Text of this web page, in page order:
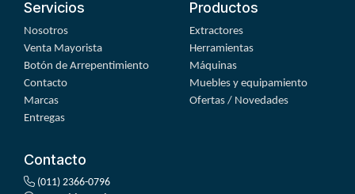
Servicios
Nosotros
Venta Mayorista
Botón de Arrepentimiento
Contacto
Marcas
Entregas
Productos
Extractores
Herramientas
Máquinas
Muebles y equipamiento
Ofertas / Novedades
Contacto
(011) 2366-0796